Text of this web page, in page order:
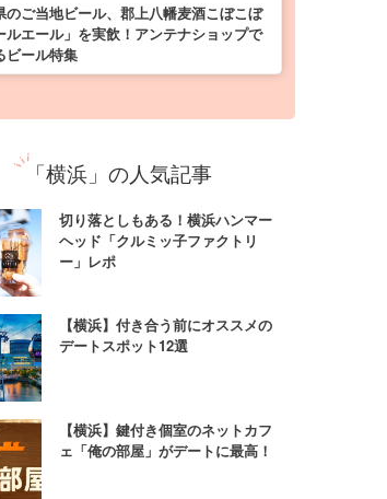
のご当地ビール、郡上八幡麦酒こぼこぼ
ルエール」を実飲！アンテナショップで
ビール特集
「横浜」の人気記事
切り落としもある！横浜ハンマー
ヘッド「クルミッ子ファクトリ
ー」レポ
【横浜】付き合う前にオススメの
デートスポット12選
【横浜】鍵付き個室のネットカフ
ェ「俺の部屋」がデートに最高！